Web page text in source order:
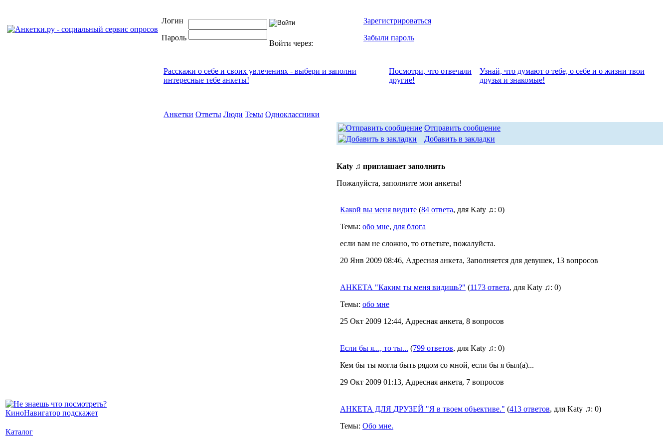
Логин
Пароль
Войти через:
Зарегистрироваться
Забыли пароль
Каталог
Расскажи о себе и своих увлечениях - выбери и заполни
интересные тебе анкеты!
Посмотри, что отвeчали
другие!
Узнай, что думают о тебе, о себе и о жизни твои
друзья и знакомые!
Анкетки Ответы Люди Темы Одноклассники
Отправить сообщение
Добавить в закладки
Katy ♫ приглашает заполнить
Пожалуйста, заполните мои анкеты!
Какой вы меня видите (84 ответа, для Katy ♫: 0)
Темы: обо мне, для блога
если вам не сложно, то ответьте, пожалуйста.
20 Янв 2009 08:46, Адресная анкета, Заполняется для девушек, 13 вопросов
АНКЕТА "Каким ты меня видишь?" (1173 ответа, для Katy ♫: 0)
Темы: обо мне
25 Окт 2009 12:44, Адресная анкета, 8 вопросов
Если бы я..., то ты... (799 ответов, для Katy ♫: 0)
Кем бы ты могла быть рядом со мной, если бы я был(а)...
29 Окт 2009 01:13, Адресная анкета, 7 вопросов
АНКЕТА ДЛЯ ДРУЗЕЙ "Я в твоем объективе." (413 ответов, для Katy ♫: 0)
Темы: Обо мне.